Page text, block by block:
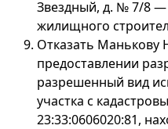
Звездный, д. № 7/8 —
жилищного
Отказать Манькову
предоставлении
разрешенный вид
участка с
23:33:0606020:81,